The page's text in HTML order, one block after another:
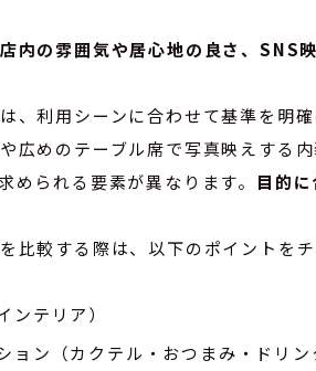
内の雰囲気や居心地の良さ、SNS
、利用シーンに合わせて基準を明
広めのテーブル席で写真映えする
められる要素が異なります。 目的
比較する際は、以下のポイントをチ
ンテリア）
ョン（カクテル・おつまみ・ドリン